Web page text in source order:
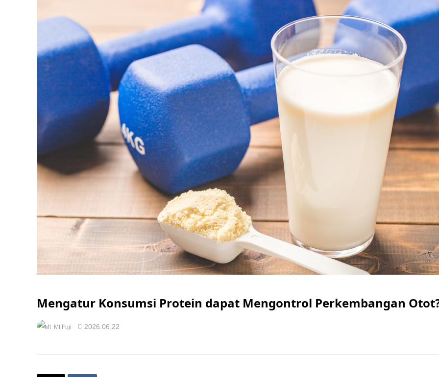
Mengatur Konsumsi Protein dapat Mengontrol Perkembangan
Mt Fuji 2026.06.22